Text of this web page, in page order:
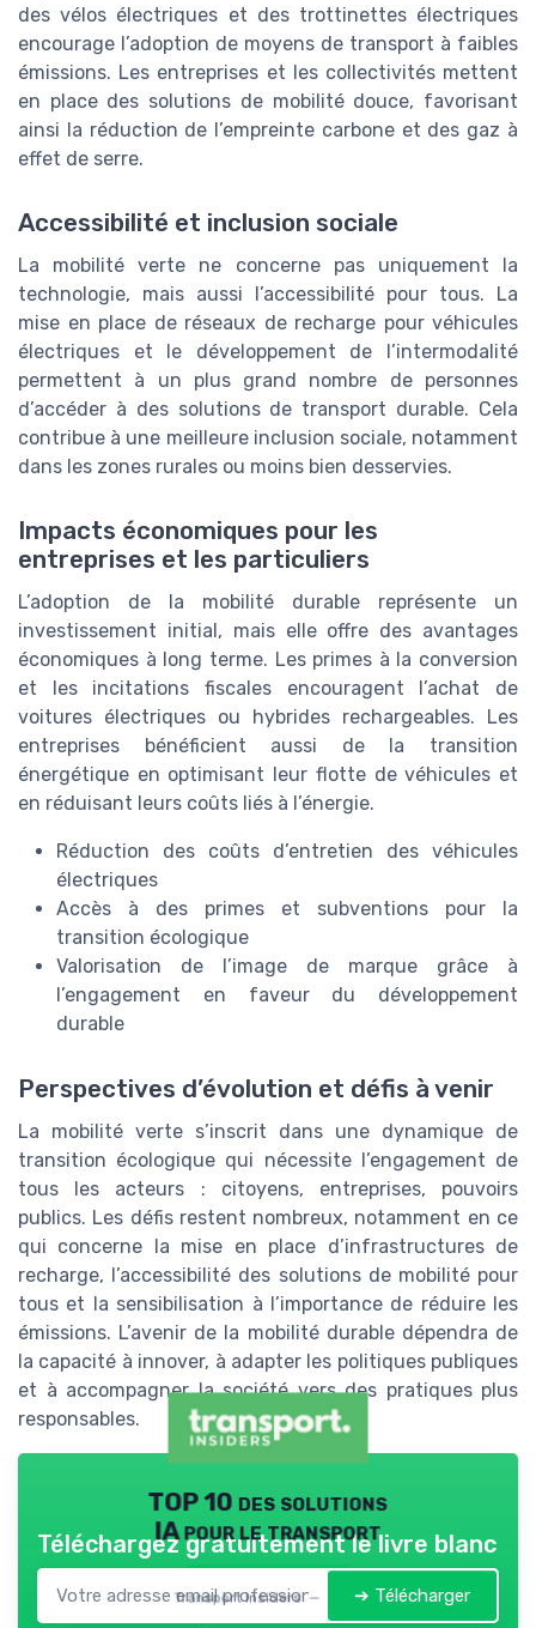
des vélos électriques et des trottinettes électriques
encourage l’adoption de moyens de transport à faibles
émissions. Les entreprises et les collectivités mettent
en place des solutions de mobilité douce, favorisant
ainsi la réduction de l’empreinte carbone et des gaz à
effet de serre.
Accessibilité et inclusion sociale
La mobilité verte ne concerne pas uniquement la
technologie, mais aussi l’accessibilité pour tous. La
mise en place de réseaux de recharge pour véhicules
électriques et le développement de l’intermodalité
permettent à un plus grand nombre de personnes
d’accéder à des solutions de transport durable. Cela
contribue à une meilleure inclusion sociale, notamment
dans les zones rurales ou moins bien desservies.
Impacts économiques pour les
entreprises et les particuliers
L’adoption de la mobilité durable représente un
investissement initial, mais elle offre des avantages
économiques à long terme. Les primes à la conversion
et les incitations fiscales encouragent l’achat de
voitures électriques ou hybrides rechargeables. Les
entreprises bénéficient aussi de la transition
énergétique en optimisant leur flotte de véhicules et
en réduisant leurs coûts liés à l’énergie.
Réduction des coûts d’entretien des véhicules
électriques
Accès à des primes et subventions pour la
transition écologique
Valorisation de l’image de marque grâce à
l’engagement en faveur du développement
durable
Perspectives d’évolution et défis à venir
La mobilité verte s’inscrit dans une dynamique de
transition écologique qui nécessite l’engagement de
tous les acteurs : citoyens, entreprises, pouvoirs
publics. Les défis restent nombreux, notamment en ce
qui concerne la mise en place d’infrastructures de
recharge, l’accessibilité des solutions de mobilité pour
tous et la sensibilisation à l’importance de réduire les
émissions. L’avenir de la mobilité durable dépendra de
la capacité à innover, à adapter les politiques publiques
et à accompagner la société vers des pratiques plus
responsables.
TOP 10 des solutions
IA pour le transport
Transport Insiders — 2026
Téléchargez gratuitement le livre blanc
➔ Télécharger